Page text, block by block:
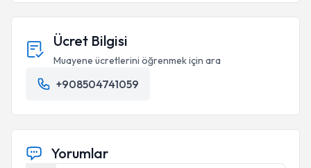
Ücret Bilgisi
Muayene ücretlerini öğrenmek için ara
+908504741059
Yorumlar